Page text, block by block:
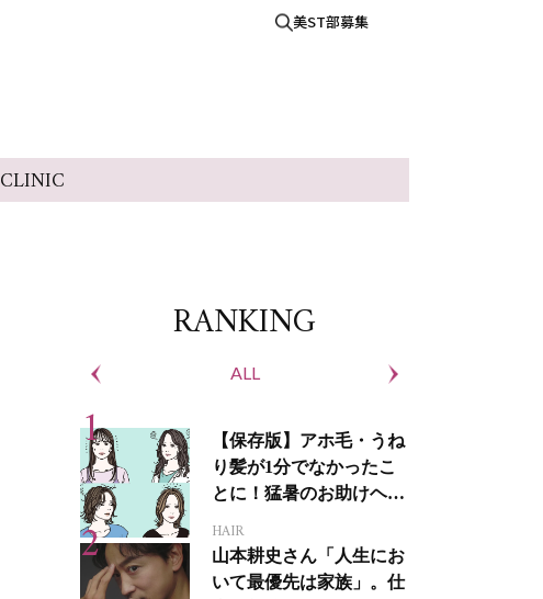
美ST部募集
CLINIC
RANKING
ALL
【保存版】アホ毛・うね
り髪が1分でなかったこ
とに！猛暑のお助けヘア
HAIR
山本耕史さん「人生にお
いて最優先は家族」。仕